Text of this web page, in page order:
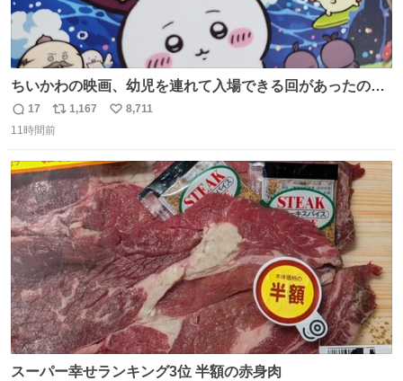
ちいかわの映画、幼児を連れて入場できる回があったので
子どもを連れて観てきたんですけど、セイレーンの登場シ
ーンで場内のベビーが一斉に泣き出してたのがとてもよい
返
信
17
リ
ポ
ト
数
1,167
い
数
8,711
11時間前
スーパー幸せランキング3位 半額の赤身肉